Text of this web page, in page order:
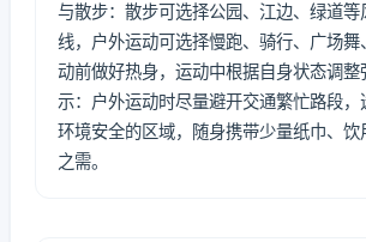
与散步：散步可选择公园、江边、绿道等
线，户外运动可选择慢跑、骑行、广场舞
动前做好热身，运动中根据自身状态调整
示：户外运动时尽量避开交通繁忙路段，
环境安全的区域，随身携带少量纸巾、饮
之需。